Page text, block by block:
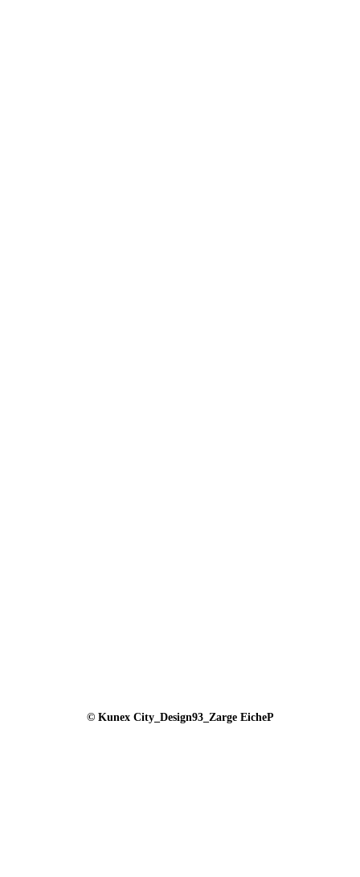
© Kunex City_Design93_Zarge EicheP